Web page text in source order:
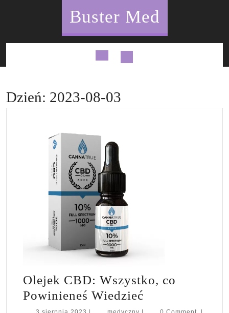
Buster Med
Open
Dzień: 2023-08-03
Olejek CBD: Wszystko, co
Powinieneś Wiedzieć